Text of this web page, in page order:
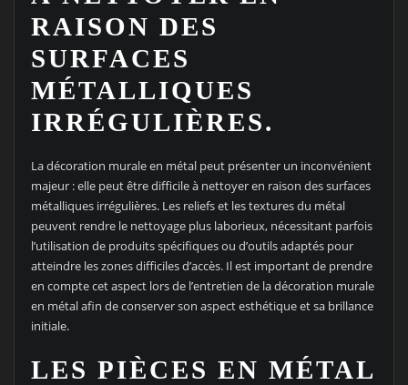
RAISON DES
SURFACES
MÉTALLIQUES
IRRÉGULIÈRES.
La décoration murale en métal peut présenter un inconvénient
majeur : elle peut être difficile à nettoyer en raison des surfaces
métalliques irrégulières. Les reliefs et les textures du métal
peuvent rendre le nettoyage plus laborieux, nécessitant parfois
l’utilisation de produits spécifiques ou d’outils adaptés pour
atteindre les zones difficiles d’accès. Il est important de prendre
en compte cet aspect lors de l’entretien de la décoration murale
en métal afin de conserver son aspect esthétique et sa brillance
initiale.
LES PIÈCES EN MÉTAL